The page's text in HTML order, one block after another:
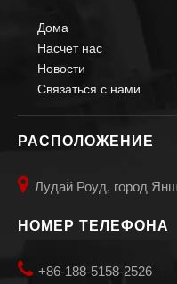
Дома
Насчет нас
Новости
Связаться с нами
РАСПОЛОЖЕНИЕ
 Лудай Роуд, город
НОМЕР ТЕЛЕФОНА
 +86-188-5158-2526